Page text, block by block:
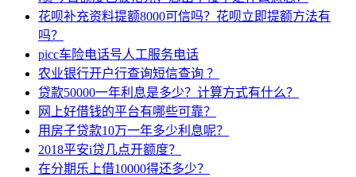
花呗补充资料提额8000可信吗？花呗立即提额方法有
吗？
picc车险电话号人工服务电话
农业银行开户行查询短信查询 ？
贷款50000一年利息是多少？计算方式有什么？
网上好借钱的平台有哪些可靠？
用房子贷款10万一年多少利息呢？
2018平安i贷几点开额度？
在分期乐上借10000得还多少？